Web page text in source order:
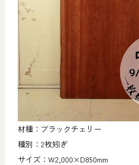
材種：ブラックチェリー
種別：2枚矧ぎ
サイズ：W2,000×D850mm